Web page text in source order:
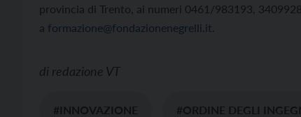
provincia di Trento, ai numeri 0461/983193,
a formazione@fondazionenegrelli.it
di redazione VT
#INNOVAZIONE #ORDINE DEGLI